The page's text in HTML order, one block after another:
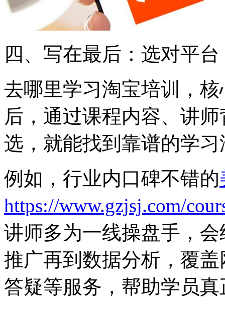
四、写在最后：选对平
去哪里学习淘宝培训，
后，通过课程内容、讲
选，就能找到靠谱的学
例如，行业内口碑不错的
https://www.gzjsj.com/
讲师多为一线操盘手，
推广再到数据分析，覆
答疑等服务，帮助学员